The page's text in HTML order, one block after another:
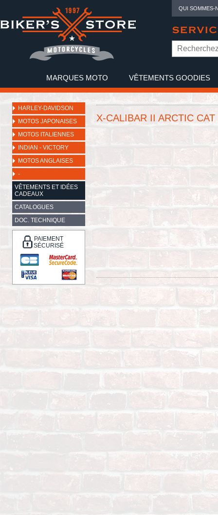
QUI SOMMES-
MARQUES MOTO VÊTEMENTS GOODIES
HARLEY-DAVIDSON
MOTOS JAPONAISES
MOTOS ITALIENNES
INDIAN - VICTORY
MOTOS ANGLAISES
-
VÊTEMENTS ET IDÉES
CADEAUX
CATALOGUES
DOC. TECHNIQUE
PAIEMENT
SÉCURISÉ
X-CALIBAR II ARCTIC CAT